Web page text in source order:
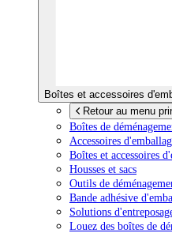
Boîtes et accessoires
Retour au menu
Boîtes de
Accessoires
Boîtes et accessoires
Housses et sacs
Outils de
Bande adhésive
Solutions
Louez des boîtes de